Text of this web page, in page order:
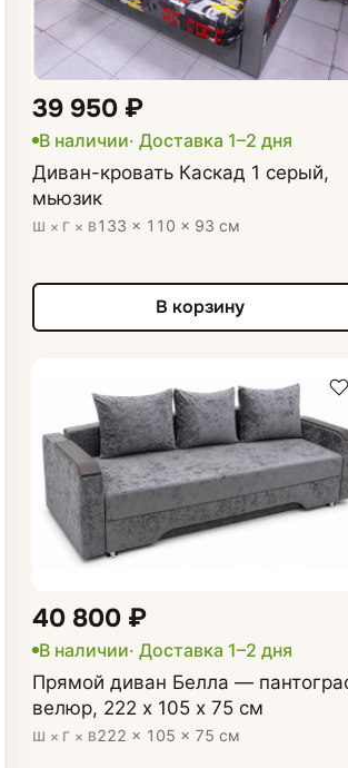
Кресла-кровати
Кресла-качалки
Кресла на ножках
Кресла-мешки
Кресла подвесные
39 950 ₽
В наличии· Доставка 1–2 дня
Диван-кровать Каскад 1 серый,
мьюзик
Ш × Г × В133 × 110 × 93 см
В корзину
40 800 ₽
В наличии· Доставка 1–2 дня
Прямой диван Белла —
велюр, 222 х 105 х 75 см
Ш × Г × В222 × 105 × 75 см